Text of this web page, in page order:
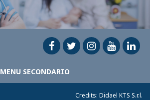
MENU SECONDARIO
Credits: Didael KTS S.r.l.